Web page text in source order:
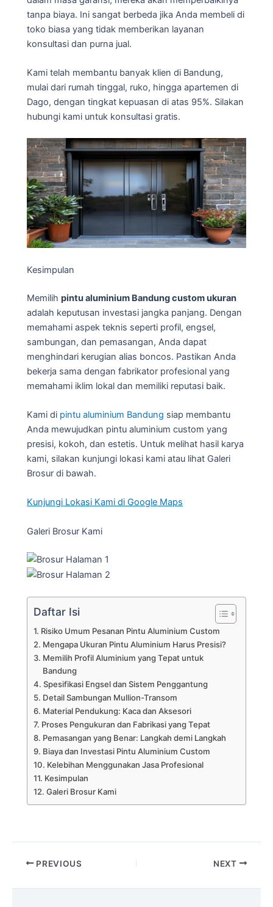
tanpa biaya. Ini sangat berbeda jika Anda membeli di
toko biasa yang tidak memberikan layanan
konsultasi dan purna jual.
Kami telah membantu banyak klien di Bandung,
mulai dari rumah tinggal, ruko, hingga apartemen di
Dago, dengan tingkat kepuasan di atas 95%. Silakan
hubungi kami untuk konsultasi gratis.
Kesimpulan
Memilih pintu aluminium Bandung custom ukuran
adalah keputusan investasi jangka panjang. Dengan
memahami aspek teknis seperti profil, engsel,
sambungan, dan pemasangan, Anda dapat
menghindari kerugian alias boncos. Pastikan Anda
bekerja sama dengan fabrikator profesional yang
memahami iklim lokal dan memiliki reputasi baik.
Kami di pintu aluminium Bandung siap membantu
Anda mewujudkan pintu aluminium custom yang
presisi, kokoh, dan estetis. Untuk melihat hasil karya
kami, silakan kunjungi lokasi kami atau lihat Galeri
Brosur di bawah.
Kunjungi Lokasi Kami di Google Maps
Galeri Brosur Kami
Daftar Isi
Risiko Umum Pesanan Pintu Aluminium Custom
Mengapa Ukuran Pintu Aluminium Harus Presisi?
Memilih Profil Aluminium yang Tepat untuk
Bandung
Spesifikasi Engsel dan Sistem Penggantung
Detail Sambungan Mullion-Transom
Material Pendukung: Kaca dan Aksesori
Proses Pengukuran dan Fabrikasi yang Tepat
Pemasangan yang Benar: Langkah demi Langkah
Biaya dan Investasi Pintu Aluminium Custom
Kelebihan Menggunakan Jasa Profesional
Kesimpulan
Galeri Brosur Kami
PREVIOUS NEXT